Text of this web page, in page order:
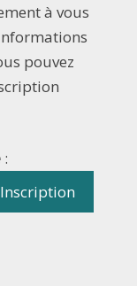
à vous
pouvez
: